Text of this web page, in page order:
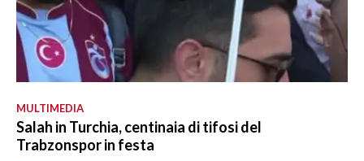
MULTIMEDIA
Salah in Turchia, centinaia di tifosi del
Trabzonspor in festa